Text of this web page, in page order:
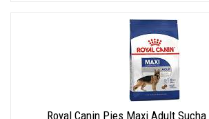
Royal Canin Pies Maxi Adult